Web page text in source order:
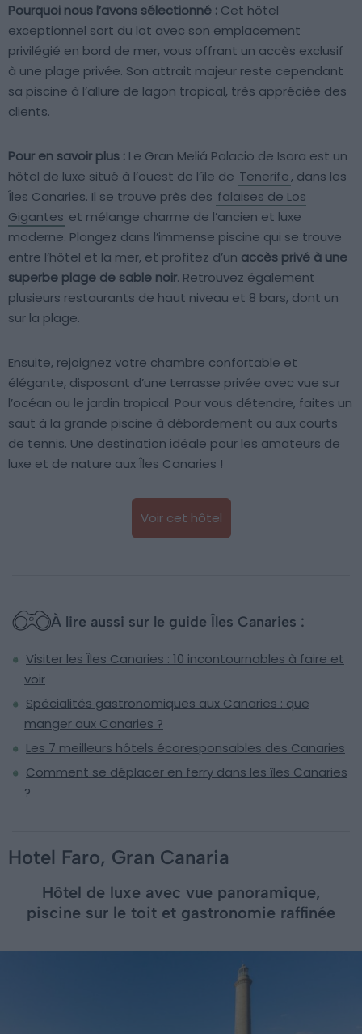
Pourquoi nous l’avons sélectionné : Cet hôtel
exceptionnel sort du lot avec son emplacement
privilégié en bord de mer, vous offrant un accès exclusif
à une plage privée. Son attrait majeur reste cependant
sa piscine à l’allure de lagon tropical, très appréciée des
clients.
Pour en savoir plus : Le Gran Meliá Palacio de Isora est un
hôtel de luxe situé à l’ouest de l’île de Tenerife, dans les
Îles Canaries. Il se trouve près des falaises de Los
Gigantes et mélange charme de l’ancien et luxe
moderne. Plongez dans l’immense piscine qui se trouve
entre l’hôtel et la mer, et profitez d’un accès privé à une
superbe plage de sable noir. Retrouvez également
plusieurs restaurants de haut niveau et 8 bars, dont un
sur la plage.
Ensuite, rejoignez votre chambre confortable et
élégante, disposant d’une terrasse privée avec vue sur
l’océan ou le jardin tropical. Pour vous détendre, faites un
saut à la grande piscine à débordement ou aux courts
de tennis. Une destination idéale pour les amateurs de
luxe et de nature aux Îles Canaries !
Voir cet hôtel
À lire aussi sur le guide Îles Canaries :
Visiter les Îles Canaries : 10 incontournables à faire et
voir
Spécialités gastronomiques aux Canaries : que
manger aux Canaries ?
Les 7 meilleurs hôtels écoresponsables des Canaries
Comment se déplacer en ferry dans les îles Canaries
?
Hotel Faro, Gran Canaria
Hôtel de luxe avec vue panoramique,
piscine sur le toit et gastronomie raffinée